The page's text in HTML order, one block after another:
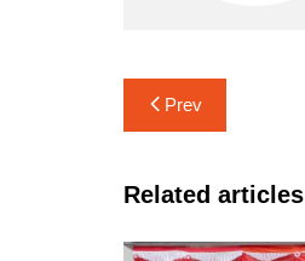
Navigasi
pos
Prev
Related articles